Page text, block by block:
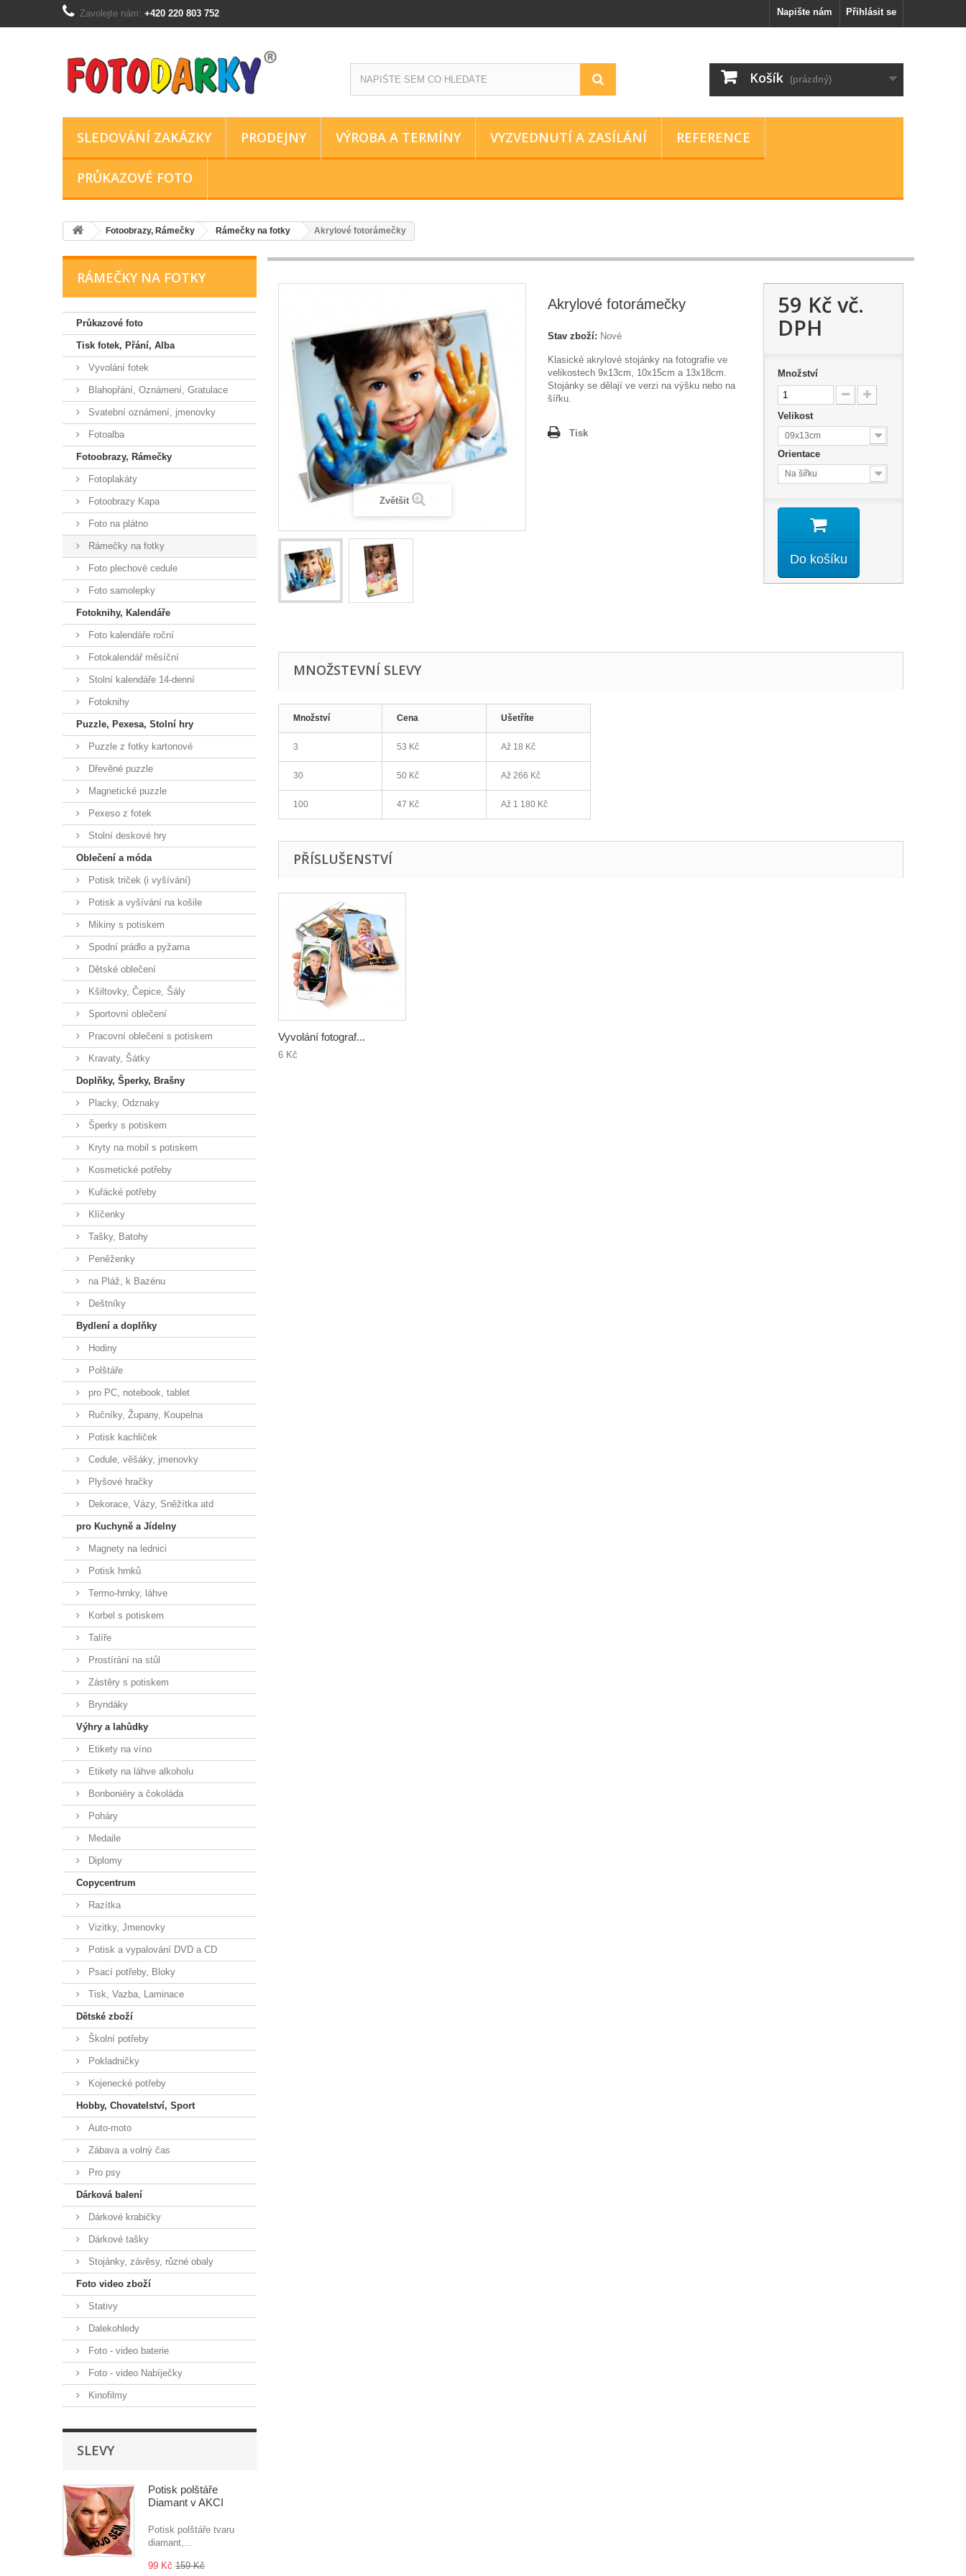
Přihlásit se
Napište nám
Zavolejte nám: +420 220 803 752
Košík (prázdný)
SLEDOVÁNÍ ZAKÁZKY PRODEJNY VÝROBA A TERMÍNY VYZVEDNUTÍ A ZASÍLÁNÍ REFERENCE
PRŮKAZOVÉ FOTO
Fotoobrazy, Rámečky Rámečky na fotky Akrylové fotorámečky
RÁMEČKY NA FOTKY
Průkazové foto
Tisk fotek, Přání, Alba
Vyvolání fotek
Blahopřání, Oznámení, Gratulace
Svatební oznámení, jmenovky
Fotoalba
Fotoobrazy, Rámečky
Fotoplakáty
Fotoobrazy Kapa
Foto na plátno
Rámečky na fotky
Foto plechové cedule
Foto samolepky
Fotoknihy, Kalendáře
Foto kalendáře roční
Fotokalendář měsíční
Stolní kalendáře 14-denní
Fotoknihy
Puzzle, Pexesa, Stolní hry
Puzzle z fotky kartonové
Dřevěné puzzle
Magnetické puzzle
Pexeso z fotek
Stolní deskové hry
Oblečení a móda
Potisk triček (i vyšívání)
Potisk a vyšívání na košile
Mikiny s potiskem
Spodní prádlo a pyžama
Dětské oblečení
Kšiltovky, Čepice, Šály
Sportovní oblečení
Pracovní oblečení s potiskem
Kravaty, Šátky
Doplňky, Šperky, Brašny
Placky, Odznaky
Šperky s potiskem
Kryty na mobil s potiskem
Kosmetické potřeby
Kuřácké potřeby
Klíčenky
Tašky, Batohy
Peněženky
na Pláž, k Bazénu
Deštníky
Bydlení a doplňky
Hodiny
Polštáře
pro PC, notebook, tablet
Ručníky, Župany, Koupelna
Potisk kachliček
Cedule, věšáky, jmenovky
Plyšové hračky
Dekorace, Vázy, Sněžítka atd
pro Kuchyně a Jídelny
Magnety na lednici
Potisk hrnků
Termo-hrnky, láhve
Korbel s potiskem
Talíře
Prostírání na stůl
Zástěry s potiskem
Bryndáky
Výhry a lahůdky
Etikety na víno
Etikety na láhve alkoholu
Bonboniéry a čokoláda
Poháry
Medaile
Diplomy
Copycentrum
Razítka
Vizitky, Jmenovky
Potisk a vypalování DVD a CD
Psací potřeby, Bloky
Tisk, Vazba, Laminace
Dětské zboží
Školní potřeby
Pokladničky
Kojenecké potřeby
Hobby, Chovatelství, Sport
Auto-moto
Zábava a volný čas
Pro psy
Dárková balení
Dárkové krabičky
Dárkové tašky
Stojánky, závěsy, různé obaly
Foto video zboží
Stativy
Dalekohledy
Foto - video baterie
Foto - video Nabíječky
Kinofilmy
SLEVY
Potisk polštáře
Diamant v AKCI
Potisk polštáře tvaru
diamant,...
99 Kč 159 Kč
Zvětšit
Akrylové fotorámečky
Stav zboží: Nové
Klasické akrylové stojánky na fotografie ve
velikostech 9x13cm, 10x15cm a 13x18cm.
Stojánky se dělají ve verzi na výšku nebo na
šířku.
Tisk
59 Kčvč.
DPH
Množství
Velikost
09x13cm
Orientace
Na šířku
Do košíku
MNOŽSTEVNÍ SLEVY
Množství Cena Ušetříte
3 53 Kč Až 18 Kč
30 50 Kč Až 266 Kč
100 47 Kč Až 1 180 Kč
PŘÍSLUŠENSTVÍ
Vyvolání fotograf...
6 Kč